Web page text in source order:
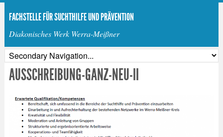
FACHSTELLE FÜR SUCHTHILFE UND PRÄVENTION
Diakonisches Werk Werra-Meißner
AUSSCHREIBUNG-GANZ-NEU-II